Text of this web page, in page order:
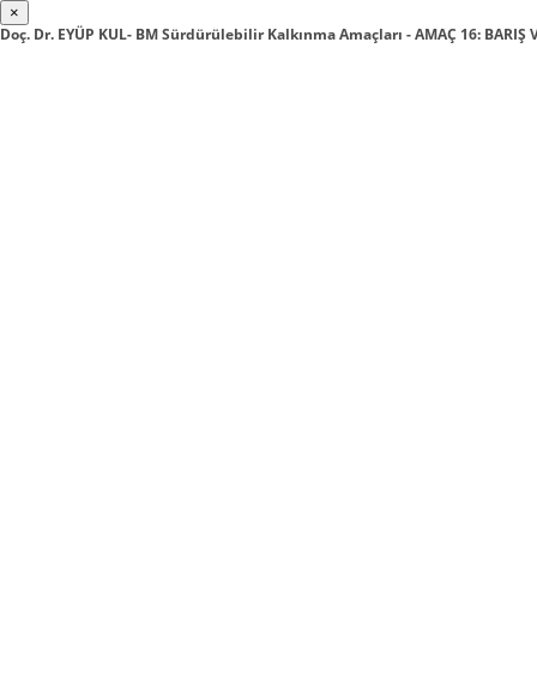
×
Doç. Dr. EYÜP KUL- BM Sürdürülebilir Kalkınma Amaçları - AMAÇ 16: BARIŞ